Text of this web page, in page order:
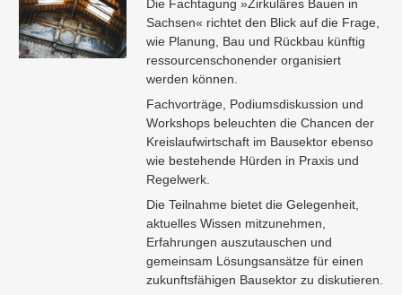
Die Fachtagung »Zirkuläres Bauen in
Sachsen« richtet den Blick auf die Frage,
wie Planung, Bau und Rückbau künftig
ressourcenschonender organisiert
werden können.
Fachvorträge, Podiumsdiskussion und
Workshops beleuchten die Chancen der
Kreislaufwirtschaft im Bausektor ebenso
wie bestehende Hürden in Praxis und
Regelwerk.
Die Teilnahme bietet die Gelegenheit,
aktuelles Wissen mitzunehmen,
Erfahrungen auszutauschen und
gemeinsam Lösungsansätze für einen
zukunftsfähigen Bausektor zu diskutieren.